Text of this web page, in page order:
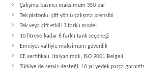
Çalışma basıncı maksimum 350 bar
Tek pistonlu, çift yönlü çalışma prensibi
Tek veya çift etkili 3 farklı model
10 litreye kadar 6 farklı tank seçeneği
Emniyet valfiyle maksimum güvenlik
CE sertifikalı, Italyan malı, ISO 9001 Belgeli
Türkiye'de servis desteği, 10 yıl yedek parça